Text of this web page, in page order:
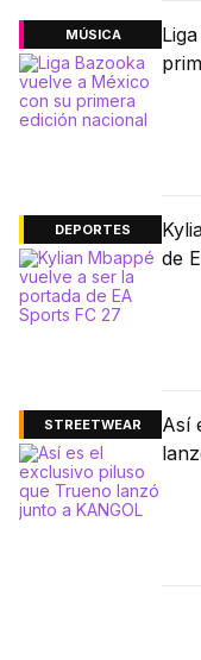
MÚSICA
DEPORTES
de
STREETWEAR
Así